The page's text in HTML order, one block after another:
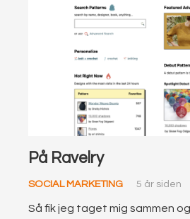
På Ravelry
SOCIAL MARKETING 5 år siden
Så fik jeg taget mig sammen